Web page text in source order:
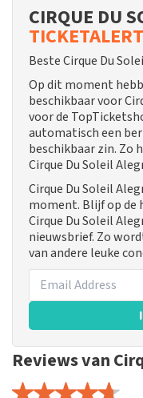
CIRQUE DU
TICKETALERT
Beste Cirque Du
Op dit moment
beschikbaar voor
voor de
automatisch een
beschikbaar zin. Zo
Cirque Du Soleil
Cirque Du Soleil
moment. Blijf op de
Cirque Du Soleil
nieuwsbrief. Zo
van andere leuke
Reviews van